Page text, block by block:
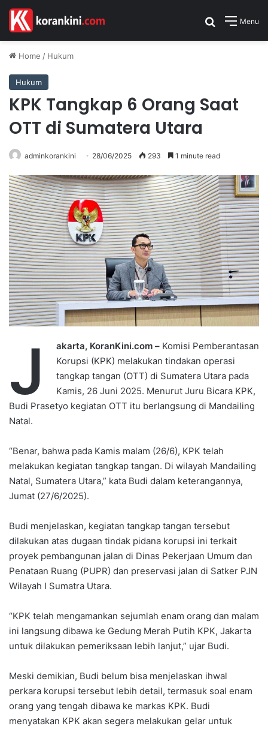
Menu
Search for
Home / Hukum
Hukum
KPK Tangkap 6 Orang Saat
OTT di Sumatera Utara
adminkorankini 28/06/2025 293 1 minute read
J akarta, KoranKini.com – Komisi Pemberantasan
Korupsi (KPK) melakukan tindakan operasi
tangkap tangan (OTT) di Sumatera Utara pada
Kamis, 26 Juni 2025. Menurut Juru Bicara KPK,
Budi Prasetyo kegiatan OTT itu berlangsung di Mandailing
Natal.
“Benar, bahwa pada Kamis malam (26/6), KPK telah
melakukan kegiatan tangkap tangan. Di wilayah Mandailing
Natal, Sumatera Utara,” kata Budi dalam keterangannya,
Jumat (27/6/2025).
Budi menjelaskan, kegiatan tangkap tangan tersebut
dilakukan atas dugaan tindak pidana korupsi ini terkait
proyek pembangunan jalan di Dinas Pekerjaan Umum dan
Penataan Ruang (PUPR) dan preservasi jalan di Satker PJN
Wilayah I Sumatra Utara.
“KPK telah mengamankan sejumlah enam orang dan malam
ini langsung dibawa ke Gedung Merah Putih KPK, Jakarta
untuk dilakukan pemeriksaan lebih lanjut,” ujar Budi.
Meski demikian, Budi belum bisa menjelaskan ihwal
perkara korupsi tersebut lebih detail, termasuk soal enam
orang yang tengah dibawa ke markas KPK. Budi
menyatakan KPK akan segera melakukan gelar untuk